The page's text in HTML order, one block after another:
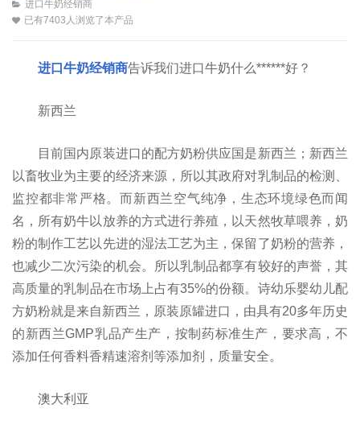
进口牛奶经销商
已有7403人浏览了本产品
进口牛奶经销商告诉我们进口牛奶什么******好？
新西兰
目前国内原装进口的配方奶粉供应国是新西兰；新西兰
以畜牧业为主要的经济来源，所以其政府对乳制品的检测、
监控都非常严格。而新西兰空气纯净，生态环境绿色而闻
名，所有奶牛以放养的方式进行养殖，以天然牧草喂养，奶
粉的制作工艺以先进的湿法工艺为主，保留了奶粉的营养，
也减少二次污染的机会。所以乳制品都享有较好的声誉，其
高质量的乳制品在市场上占有35%的份额。诗幼乐婴幼儿配
方奶粉就是来自新西兰，原装原罐进口，由具有20多年历史
的新西兰GMP乳品产生产，按制药标准生产，要求高，不
添加任何香料香精速溶剂等添加剂，质量安全。
澳大利亚